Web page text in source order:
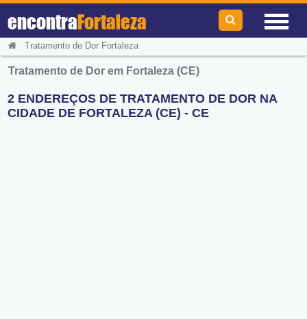
encontraFortaleza
Tratamento de Dor Fortaleza
Tratamento de Dor em Fortaleza (CE)
2 ENDEREÇOS DE TRATAMENTO DE DOR NA
CIDADE DE FORTALEZA (CE) - CE